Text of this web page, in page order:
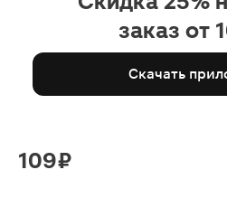
заказ от
Скачать
109 ₽